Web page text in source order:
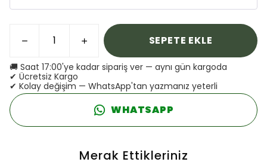
SEPETE EKLE
🚚 Saat 17:00'ye kadar sipariş ver — aynı gün kargoda
✔ Ücretsiz Kargo
✔ Kolay değişim — WhatsApp'tan yazmanız yeterli
WHATSAPP
Merak Ettikleriniz